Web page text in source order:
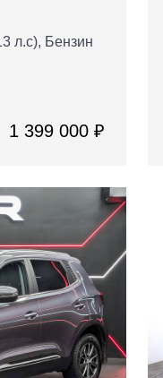
л.с), Бензин
1 399 000 ₽